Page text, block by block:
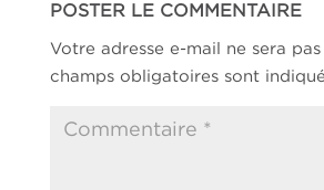
POSTER LE COMMENTAIRE
Votre adresse e-mail ne sera pas
champs obligatoires sont